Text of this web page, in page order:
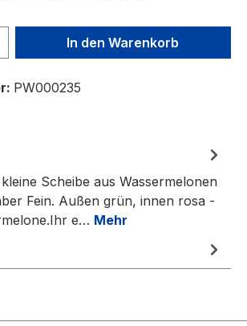
Gib den
In den Warenkorb
PW000235
Scheibe aus Wassermelonen
Fein. Außen grün, innen rosa -
e… Mehr